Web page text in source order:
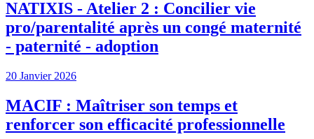
NATIXIS - Atelier 2 : Concilier vie
pro/parentalité après un congé maternité
- paternité - adoption
20 Janvier 2026
MACIF : Maîtriser son temps et
renforcer son efficacité professionnelle